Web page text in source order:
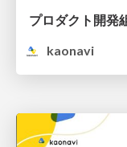
kaonavi